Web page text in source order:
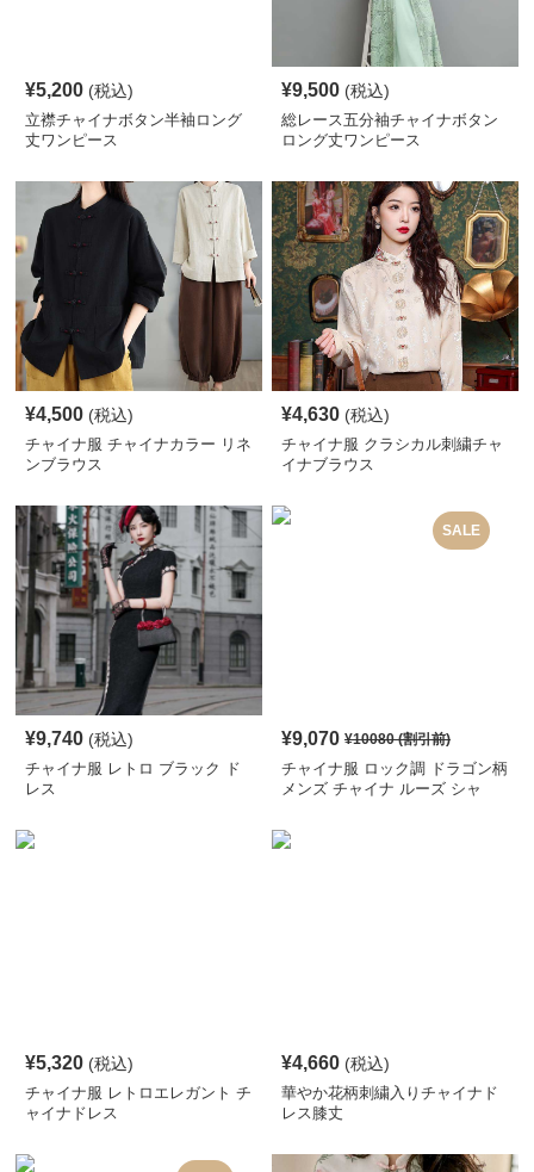
¥5,200 (税込)
立襟チャイナボタン半袖ロング
丈ワンピース
¥9,500 (税込)
総レース五分袖チャイナボタン
ロング丈ワンピース
¥4,500 (税込)
チャイナ服 チャイナカラー リネ
ンブラウス
¥4,630 (税込)
チャイナ服 クラシカル刺繍チャ
イナブラウス
¥9,740 (税込)
チャイナ服 レトロ ブラック ド
レス
SALE
¥9,070 ¥10080(割引前)
チャイナ服 ロック調 ドラゴン柄
メンズ チャイナ ルーズ シャ
¥5,320 (税込)
チャイナ服 レトロエレガント チ
ャイナドレス
¥4,660 (税込)
華やか花柄刺繍入りチャイナド
レス膝丈